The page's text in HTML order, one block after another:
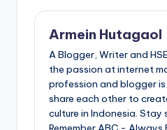
Armein Hutagaol
A Blogger, Writer and
the passion at internet
profession and blogger is
share each other to
culture in Indonesia.